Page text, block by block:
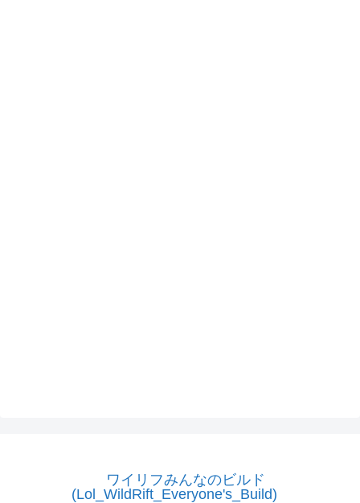
ワイリフみんなのビルド
(Lol_WildRift_Everyone's_Build)